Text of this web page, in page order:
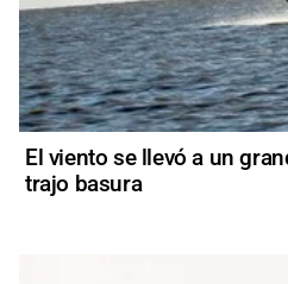
El viento se llevó a un
trajo basura